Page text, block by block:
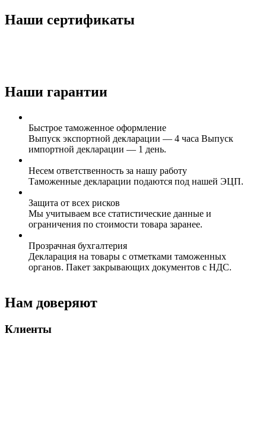
Наши сертификаты
Наши гарантии
Быстрое таможенное оформление
Выпуск экспортной декларации — 4 часа Выпуск
импортной декларации — 1 день.
Несем ответственность за нашу работу
Таможенные декларации подаются под нашей ЭЦП.
Защита от всех рисков
Мы учитываем все статистические данные и
ограничения по стоимости товара заранее.
Прозрачная бухгалтерия
Декларация на товары с отметками таможенных
органов. Пакет закрывающих документов с НДС.
Нам доверяют
Клиенты